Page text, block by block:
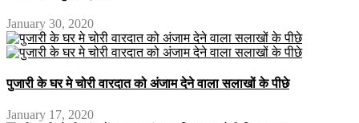
January 30, 2020
पुजारी के घर मे चोरी वारदात को अंजाम देने वाला सलाखों के पीछे
January 17, 2020